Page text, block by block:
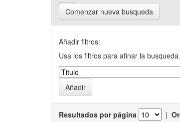
Comenzar nueva busqueda
Añadir filtros:
Usa los filtros para afinar la busqueda.
Resultados por página |